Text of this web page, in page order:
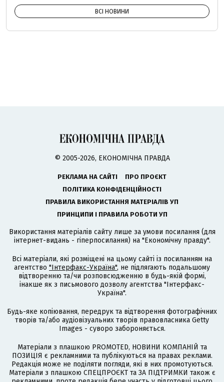
ВСІ НОВИНИ
© 2005-2026, ЕКОНОМІЧНА ПРАВДА
РЕКЛАМА НА САЙТІ
ПРО ПРОЄКТ
ПОЛІТИКА КОНФІДЕНЦІЙНОСТІ
ПРАВИЛА ВИКОРИСТАННЯ МАТЕРІАЛІВ УП
ПРИНЦИПИ І ПРАВИЛА РОБОТИ УП
Використання матеріалів сайту лише за умови посилання (для
інтернет-видань - гіперпосилання) на "Економічну правду".
Всі матеріали, які розміщені на цьому сайті із посиланням на
агентство "Інтерфакс-Україна", не підлягають подальшому
відтворенню та/чи розповсюдженню в будь-якій формі,
інакше як з письмового дозволу агентства "Інтерфакс-
Україна".
Будь-яке копіювання, передрук та відтворення фотографічних
творів та/або аудіовізуальних творів правовласника Getty
Images - суворо забороняється.
Матеріали з плашкою PROMOTED, НОВИНИ КОМПАНІЙ та
ПОЗИЦІЯ є рекламними та публікуються на правах реклами.
Редакція може не поділяти погляди, які в них промотуються.
Матеріали з плашкою СПЕЦПРОЄКТ та ЗА ПІДТРИМКИ також є